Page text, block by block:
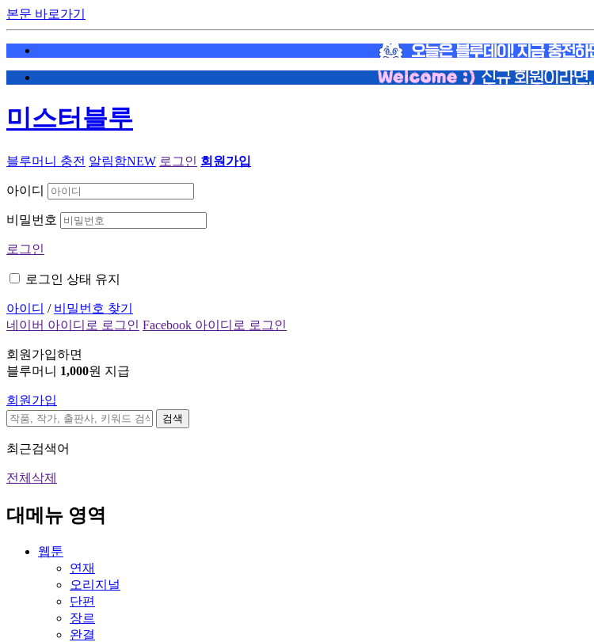
본문 바로가기
미스터블루
블루머니 충전 알림함NEW 로그인 회원가입
아이디
비밀번호
로그인
로그인 상태 유지
아이디 / 비밀번호 찾기
네이버 아이디로 로그인 Facebook 아이디로 로그인
회원가입하면
블루머니 1,000원 지급
회원가입
검색
최근검색어
전체삭제
대메뉴 영역
웹툰
연재
오리지널
단편
장르
완결